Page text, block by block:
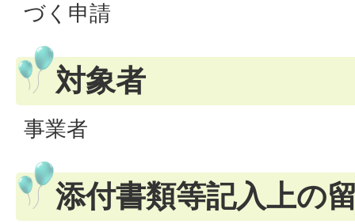
づく申請
対象者
事業者
添付書類等記入上の